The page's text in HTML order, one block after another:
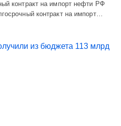
контракт на импорт нефти РФ
контракт на импорт…